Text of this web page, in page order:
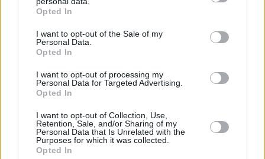
grant or deny consent to Google and its third-party tags to
use your data for below specified purposes in below Google
consent section.
Opted In
I want to opt-out of the Sale of my
Personal Data.
Opted In
I want to opt-out of processing my
Personal Data for Targeted Advertising.
Opted In
I want to opt-out of Collection, Use,
Retention, Sale, and/or Sharing of my
Personal Data that Is Unrelated with the
Purposes for which it was collected.
Opted In
κατηγορούνται οι γονείς του 4χρονου
και ο ιδιοκτήτης του beach bar στην
Πάρο: Πώς έγινε η τραγωδία
08.08.2026, 21:22
Συνδικαλιστής ψαράς που αποχώρησε
από την Ελπίδα της Καρυστιανού, της
ζητά να τον προστατέψει:
Καταγγέλλει μεθοδευμένη σπίλωση
από μέλη του κόμματος